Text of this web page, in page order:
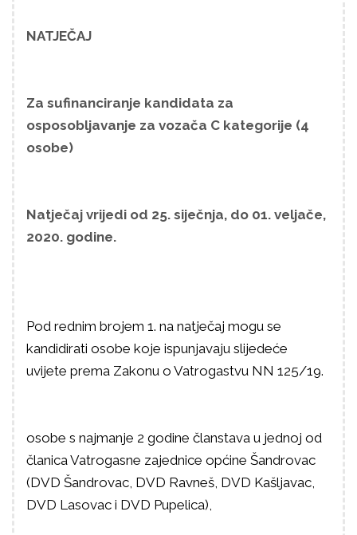
NATJEČAJ
Za sufinanciranje kandidata za
osposobljavanje za vozača C kategorije (4
osobe)
Natječaj vrijedi od 25. siječnja, do 01. veljače,
2020. godine.
Pod rednim brojem 1. na natječaj mogu se
kandidirati osobe koje ispunjavaju slijedeće
uvijete prema Zakonu o Vatrogastvu NN 125/19.
osobe s najmanje 2 godine članstava u jednoj od
članica Vatrogasne zajednice općine Šandrovac
(DVD Šandrovac, DVD Ravneš, DVD Kašljavac,
DVD Lasovac i DVD Pupelica),